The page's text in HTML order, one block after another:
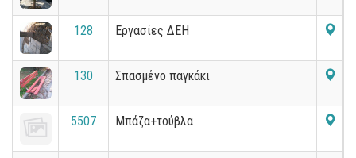
128 Εργασίες ΔΕΗ
130 Σπασμένο παγκάκι
5507 Μπάζα+τούβλα